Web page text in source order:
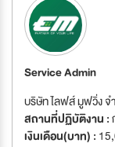
Service Admin
บริษัท ไลฟส์ มูฟวิ่ง จ
สถานที่ปฏิบัติงาน :
เงินเดือน(บาท) :